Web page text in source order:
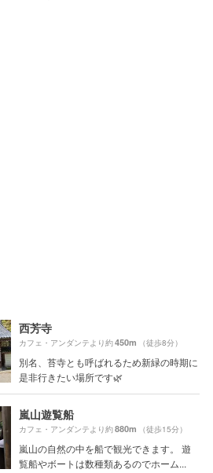
西芳寺
カフェ・アンダンテより約450m （徒歩8分）
別名、苔寺とも呼ばれるため新緑の時期に
是非行きたい場所です🌿
嵐山遊覧船
カフェ・アンダンテより約880m （徒歩15分）
嵐山の自然の中を船で観光できます。 遊
覧船やボートは数種類あるのでホーム...